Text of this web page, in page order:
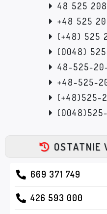
48 525
+48 525
(+48) 525
(0048)
48-525-
+48-525-
(+48)525-
OSTATNIE
669 371 749
426 593 000